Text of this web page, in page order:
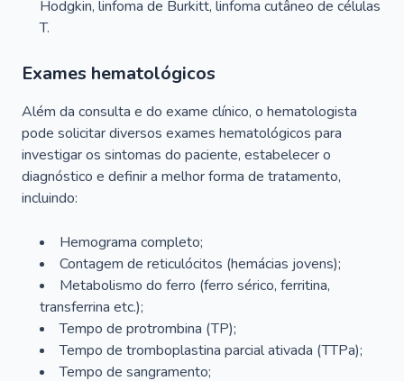
Hodgkin, linfoma de Burkitt, linfoma cutâneo de células
T.
Exames hematológicos
Além da consulta e do exame clínico, o hematologista
pode solicitar diversos exames hematológicos para
investigar os sintomas do paciente, estabelecer o
diagnóstico e definir a melhor forma de tratamento,
incluindo:
Hemograma completo;
Contagem de reticulócitos (hemácias jovens);
Metabolismo do ferro (ferro sérico, ferritina,
transferrina etc.);
Tempo de protrombina (TP);
Tempo de tromboplastina parcial ativada (TTPa);
Tempo de sangramento;